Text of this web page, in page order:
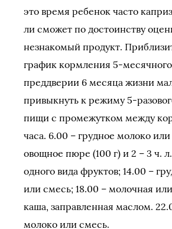
это время ребенок часто
ли сможет по достоинству
незнакомый продукт.
график кормления 5-
преддверии 6 месяца жизни
привыкнуть к режиму 5-
пищи с промежутком между
часа. 6.00 – грудное молоко
овощное пюре (100 г) и 2 – 3 ч.
одного вида фруктов; 14.00 –
или смесь; 18.00 – молочная
каша, заправленная маслом.
молоко или смесь.